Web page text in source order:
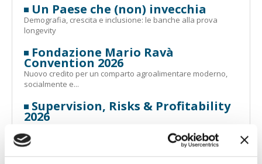
Un Paese che (non) invecchia
Demografia, crescita e inclusione: le banche alla prova
longevity
Fondazione Mario Ravà
Convention 2026
Nuovo credito per un comparto agroalimentare moderno,
socialmente e...
Supervision, Risks & Profitability
2026
DIPO,...
Forum ABI Lab 2026